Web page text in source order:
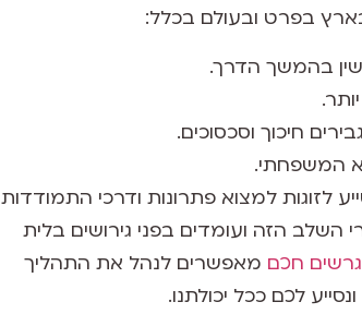
בפרט ובעולם בכלל:
בהמשך הדרך.
חיכוך וסכסוכים.
המשפחתי.
לזוגות למצוא פתרונות ודרכי התמודדות
הזה ועומדים בפני גירושים בלית
חכם מאפשרים לנהל את התהליך
לכם ככל יכולתנו.